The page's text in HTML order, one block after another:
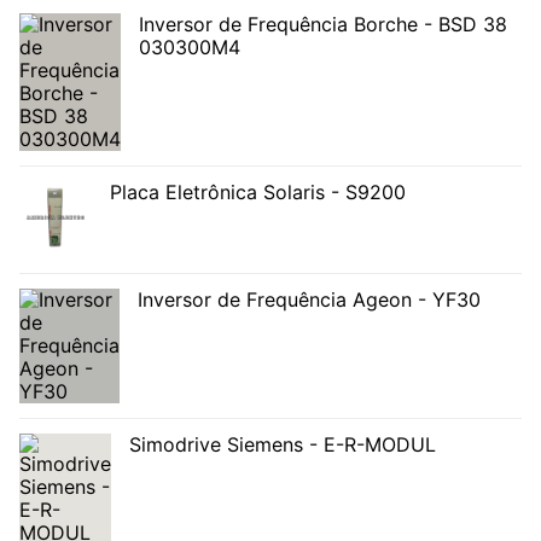
Inversor de Frequência Borche - BSD 38
030300M4
Placa Eletrônica Solaris - S9200
Inversor de Frequência Ageon - YF30
Simodrive Siemens - E-R-MODUL